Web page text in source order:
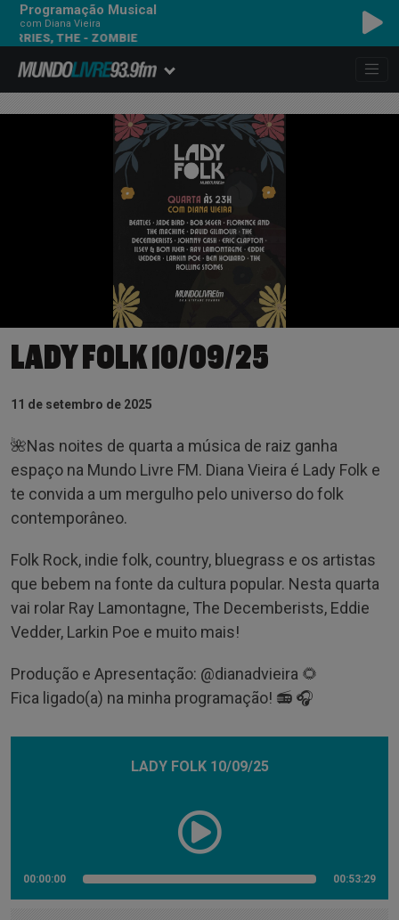
Programação Musical
com Diana Vieira
THE - ZOMBIE
LADY FOLK 10/09/25
11 de setembro de 2025
🌺Nas noites de quarta a música de raiz ganha
espaço na Mundo Livre FM. Diana Vieira é Lady Folk e
te convida a um mergulho pelo universo do folk
contemporâneo.
Folk Rock, indie folk, country, bluegrass e os artistas
que bebem na fonte da cultura popular. Nesta quarta
vai rolar Ray Lamontagne, The Decemberists, Eddie
Vedder, Larkin Poe e muito mais!
Produção e Apresentação: @‌dianadvieira 🌻
Fica ligado(a) na minha programação! 📻 🎧
LADY FOLK 10/09/25
00:00:00 00:53:29